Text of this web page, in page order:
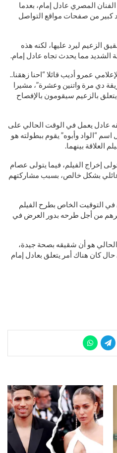
المصري عادل إمام، بعدما
كبير من صفحات مواقع التواصل
الزعيم ليرد عليها، لكنه هذه
الشديد مما يحدث تجاه عادل إمام.
عمرو أديب قائلا “احنا زهقنا..
دي مرة واتنين وعشرة”، مشيرا
بالزعيم سيقومون بالإفصاح
يعمل في الوقت الحالي على
“الواد وأبوه” يقوم ببطولته هو
العلاقة بينهما.
إخراج الفيلم، فيما يتولى عصام
عائلي بشكل خالص، بسبب مشاركتهم
التوقيت الخاص بطرح الفيلم
من أجل طرحه بدور العرض في
هو أن شقيقه بصحة جيدة،
كان هناك أمر يتعلق بعادل إمام